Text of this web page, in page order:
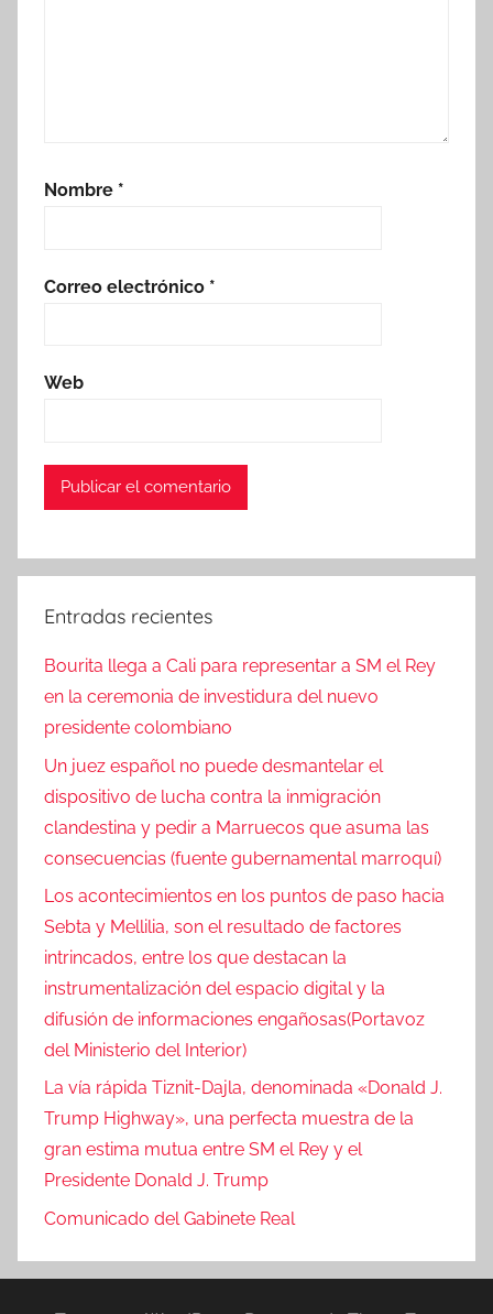
Nombre *
Correo electrónico *
Web
Entradas recientes
Bourita llega a Cali para representar a SM el Rey
en la ceremonia de investidura del nuevo
presidente colombiano
Un juez español no puede desmantelar el
dispositivo de lucha contra la inmigración
clandestina y pedir a Marruecos que asuma las
consecuencias (fuente gubernamental marroquí)
Los acontecimientos en los puntos de paso hacia
Sebta y Mellilia, son el resultado de factores
intrincados, entre los que destacan la
instrumentalización del espacio digital y la
difusión de informaciones engañosas(Portavoz
del Ministerio del Interior)
La vía rápida Tiznit-Dajla, denominada «Donald J.
Trump Highway», una perfecta muestra de la
gran estima mutua entre SM el Rey y el
Presidente Donald J. Trump
Comunicado del Gabinete Real